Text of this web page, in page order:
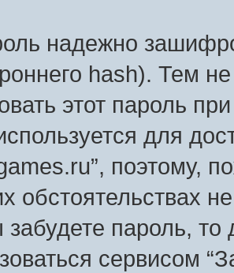
надежно
hash). Тем
этот пароль
для
поэтому,
обстоятельствах
пароль, то
сервисом